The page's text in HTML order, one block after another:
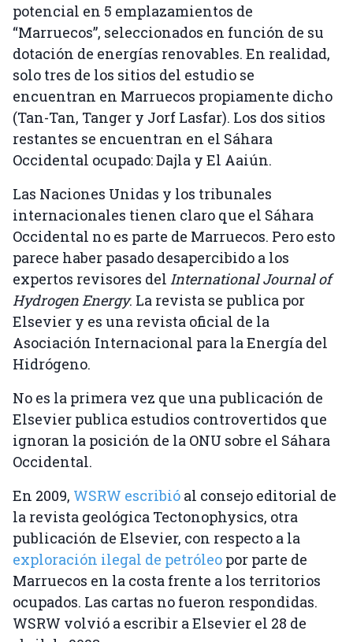
potencial en 5 emplazamientos de
“Marruecos”, seleccionados en función de su
dotación de energías renovables. En realidad,
solo tres de los sitios del estudio se
encuentran en Marruecos propiamente dicho
(Tan-Tan, Tanger y Jorf Lasfar). Los dos sitios
restantes se encuentran en el Sáhara
Occidental ocupado: Dajla y El Aaiún.
Las Naciones Unidas y los tribunales
internacionales tienen claro que el Sáhara
Occidental no es parte de Marruecos. Pero esto
parece haber pasado desapercibido a los
expertos revisores del International Journal of
Hydrogen Energy. La revista se publica por
Elsevier y es una revista oficial de la
Asociación Internacional para la Energía del
Hidrógeno.
No es la primera vez que una publicación de
Elsevier publica estudios controvertidos que
ignoran la posición de la ONU sobre el Sáhara
Occidental.
En 2009, WSRW escribió al consejo editorial de
la revista geológica Tectonophysics, otra
publicación de Elsevier, con respecto a la
exploración ilegal de petróleo por parte de
Marruecos en la costa frente a los territorios
ocupados. Las cartas no fueron respondidas.
WSRW volvió a escribir a Elsevier el 28 de